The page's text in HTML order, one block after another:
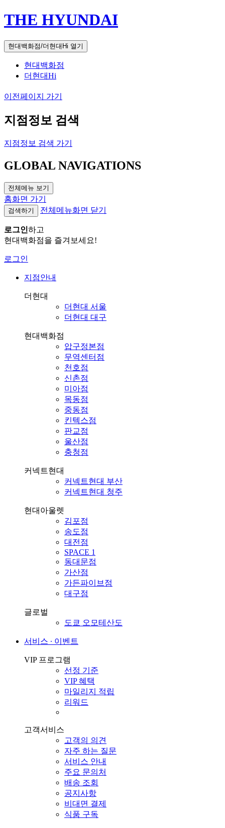
THE HYUNDAI
현대백화점/더현대Hi 열기
현대백화점
더현대Hi
이전페이지 가기
지점정보 검색
지점정보 검색 가기
GLOBAL NAVIGATIONS
전체메뉴 보기
홈화면 가기
검색하기 전체메뉴화면 닫기
로그인하고
현대백화점을 즐겨보세요!
로그인
지점안내
더현대
더현대 서울
더현대 대구
현대백화점
압구정본점
무역센터점
천호점
신촌점
미아점
목동점
중동점
킨텍스점
판교점
울산점
충청점
커넥트현대
커넥트현대 부산
커넥트현대 청주
현대아울렛
김포점
송도점
대전점
SPACE 1
동대문점
가산점
가든파이브점
대구점
글로벌
도쿄 오모테산도
서비스 ∙ 이벤트
VIP 프로그램
선정 기준
VIP 혜택
마일리지 적립
리워드
고객서비스
고객의 의견
자주 하는 질문
서비스 안내
주요 문의처
배송 조회
공지사항
비대면 결제
식품 구독